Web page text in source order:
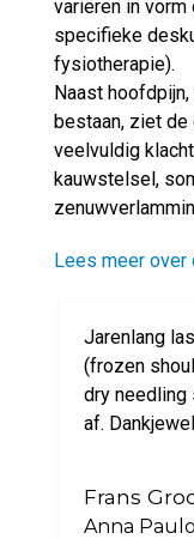
variëren in
specifieke
fysiotherapie).
Naast
bestaan, ziet
veelvuldig
kauwstelsel,
Lees meer
Jarenlang
(frozen
dry needling
af.
Frans
Anna